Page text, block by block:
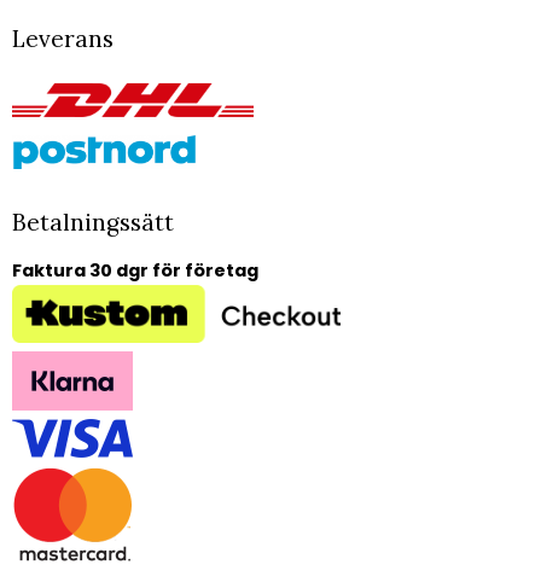
Leverans
Betalningssätt
Faktura 30 dgr för företag